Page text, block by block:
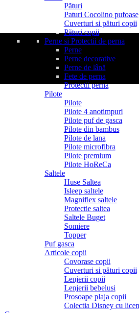
Pături
Paturi Cocolino pufoase
Cuverturi si pături copii
Pături copii
Perne si Protectii de perna
Perne
Perne decorative
Perne de lână
Fete de perna
Protectii perna
Pilote
Pilote
Pilote 4 anotimpuri
Pilote puf de gasca
Pilote din bambus
Pilote de lana
Pilote microfibra
Pilote premium
Pilote HoReCa
Saltele
Huse Saltea
Isleep saltele
Magniflex saltele
Protectie saltea
Saltele Buget
Somiere
Topper
Puf gasca
Articole copii
Covorase copii
Cuverturi si pături copii
Lenjerii copii
Lenjerii bebelusi
Prosoape plaja copii
Colectia Disney cu